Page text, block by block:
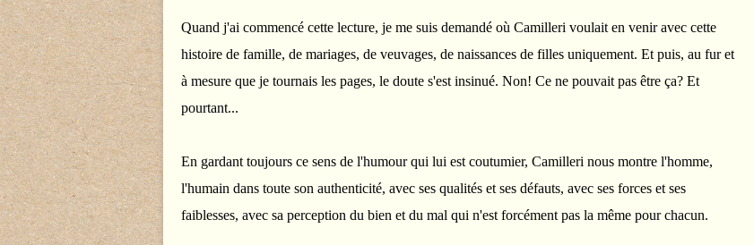
Quand j'ai commencé cette lecture, je me suis demandé où Camilleri voulait en venir avec cette
histoire de famille, de mariages, de veuvages, de naissances de filles uniquement. Et puis, au fur et
à mesure que je tournais les pages, le doute s'est insinué. Non! Ce ne pouvait pas être ça? Et
pourtant...
En gardant toujours ce sens de l'humour qui lui est coutumier, Camilleri nous montre l'homme,
l'humain dans toute son authenticité, avec ses qualités et ses défauts, avec ses forces et ses
faiblesses, avec sa perception du bien et du mal qui n'est forcément pas la même pour chacun.